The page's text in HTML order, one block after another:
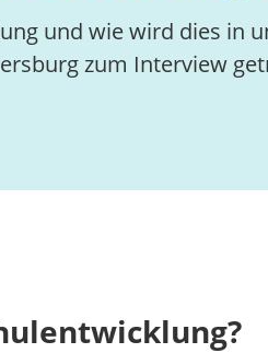
und wie wird dies in
zum Interview